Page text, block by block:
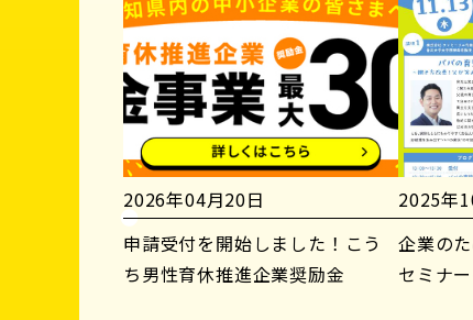
2026年04月20日
申請受付を開始しました！こう
ち男性育休推進企業奨励金
2025年
企業の
セミナ